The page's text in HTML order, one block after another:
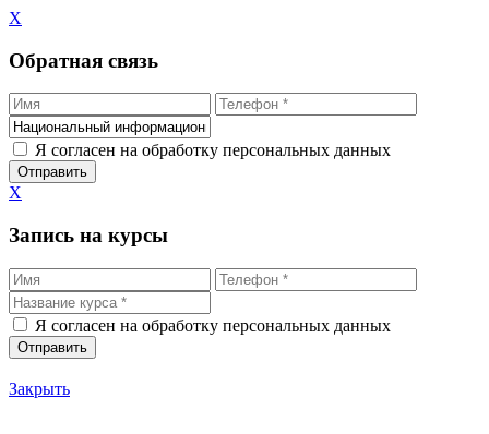
X
Обратная связь
Я согласен на обработку персональных данных
X
Запись на курсы
Я согласен на обработку персональных данных
Закрыть